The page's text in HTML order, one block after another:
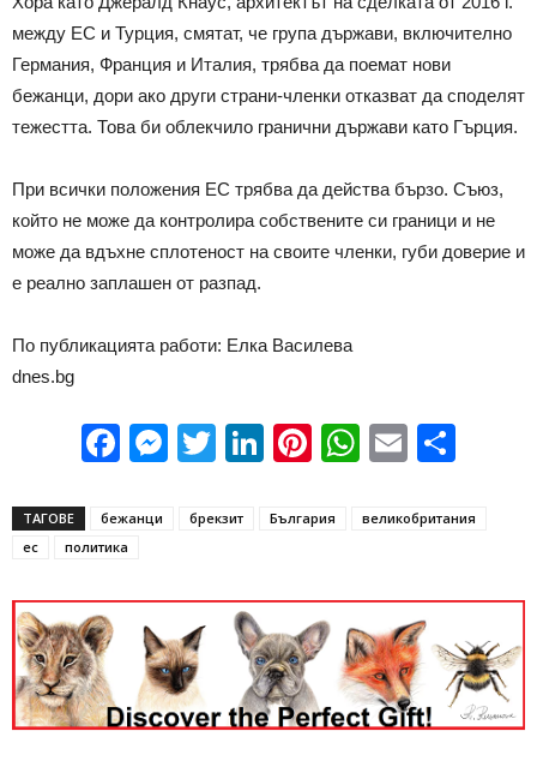
между ЕС и Турция, смятат, че група държави, включително
Германия, Франция и Италия, трябва да поемат нови
бежанци, дори ако други страни-членки отказват да споделят
тежестта. Това би облекчило гранични държави като Гърция.
При всички положения ЕС трябва да действа бързо. Съюз,
който не може да контролира собствените си граници и не
може да вдъхне сплотеност на своите членки, губи доверие и
е реално заплашен от разпад.
По публикацията работи: Елка Василева
dnes.bg
Facebook
Messenger
Twitter
LinkedIn
Pinterest
WhatsApp
Email
ТАГОВЕ бежанци брекзит България
великобритания
ес
политика